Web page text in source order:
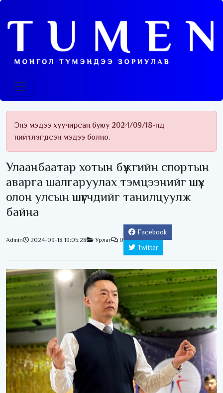
Энэ мэдээ хуучирсан буюу 2024/09/18-нд
нийтлэгдсэн мэдээ болно.
Улаанбаатар хотын бүжгийн спортын
аварга шалгаруулах тэмцээнийг шүүх
олон улсын шүүгчдийг танилцуулж
байна
Admin 2024-09-18 19:05:28 Урлаг 0
Facebook
Twitter